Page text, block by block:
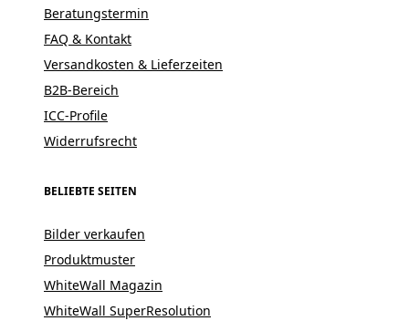
Beratungstermin
FAQ & Kontakt
Versandkosten & Lieferzeiten
B2B-Bereich
ICC-Profile
Widerrufsrecht
BELIEBTE SEITEN
Bilder verkaufen
Produktmuster
WhiteWall Magazin
WhiteWall SuperResolution